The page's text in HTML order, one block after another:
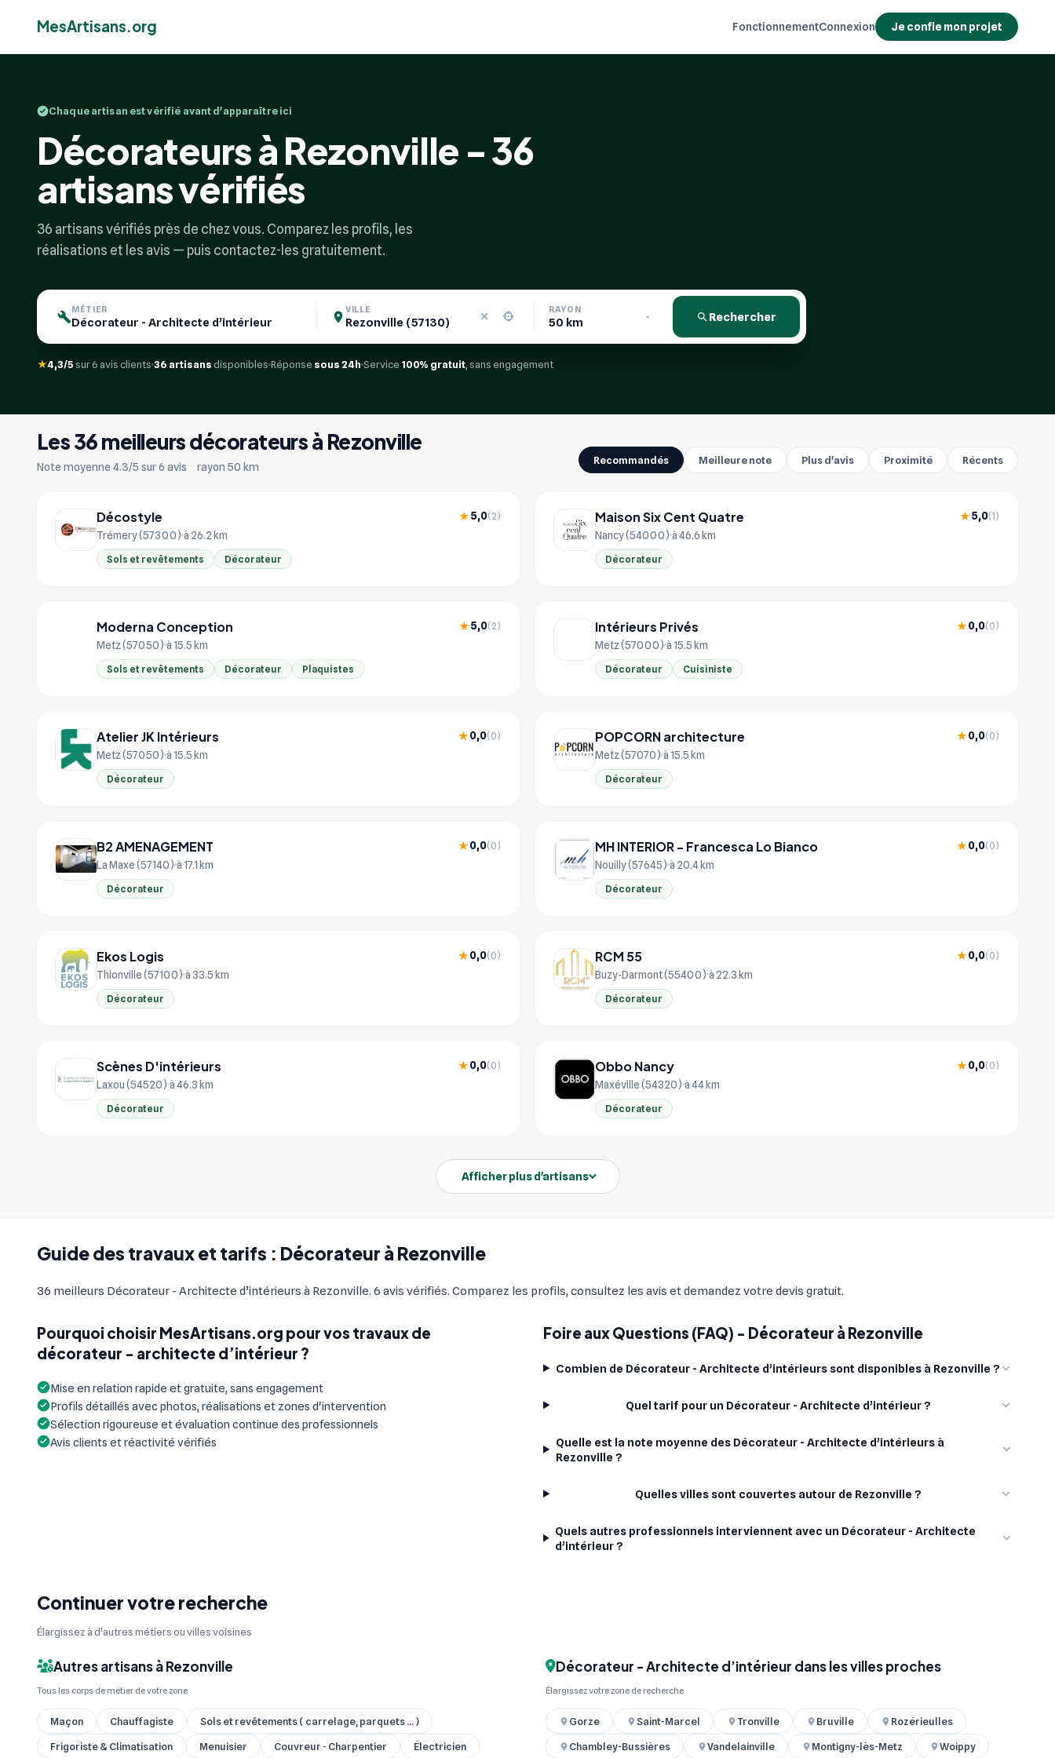
MesArtisans.org FonctionnementConnexion Je confie mon projet
Chaque artisan est vérifié avant d'apparaître ici
Décorateurs à Rezonville - 36
artisans vérifiés
36 artisans vérifiés près de chez vous. Comparez les profils, les
réalisations et les avis — puis contactez-les gratuitement.
MÉTIER VILLE RAYON
Rechercher
★4,3/5sur 6 avis clients 36 artisansdisponibles Réponse sous 24h Service 100% gratuit , sans engagement
Guide des travaux et tarifs : Décorateur à Rezonville
36 meilleurs Décorateur - Architecte d’intérieurs à Rezonville. 6 avis vérifiés. Comparez les profils, consultez les avis et demandez votre devis gratuit.
Pourquoi choisir MesArtisans.org pour vos travaux de
décorateur - architecte d’intérieur ?
Mise en relation rapide et gratuite, sans engagement
Profils détaillés avec photos, réalisations et zones d'intervention
Sélection rigoureuse et évaluation continue des professionnels
Avis clients et réactivité vérifiés
Foire aux Questions (FAQ) - Décorateur à Rezonville
Combien de Décorateur - Architecte d’intérieurs sont disponibles à Rezonville ?
Quel tarif pour un Décorateur - Architecte d’intérieur ?
Quelle est la note moyenne des Décorateur - Architecte d’intérieurs à
Rezonville ?
Quelles villes sont couvertes autour de Rezonville ?
Quels autres professionnels interviennent avec un Décorateur - Architecte
d’intérieur ?
Continuer votre recherche
Élargissez à d'autres métiers ou villes voisines
Autres artisans à Rezonville
Tous les corps de métier de votre zone
Maçon Chauffagiste
Sols et revêtements ( carrelage, parquets ... )
Frigoriste & Climatisation
Menuisier Couvreur - Charpentier
Électricien
Décorateur - Architecte d’intérieur dans les villes proches
Élargissez votre zone de recherche
Gorze Saint-Marcel Tronville Bruville
Rozérieulles
Chambley-Bussières
Vandelainville Montigny-lès-Metz
Woippy
Les 36 meilleurs décorateurs à Rezonville
Note moyenne 4.3/5 sur 6 avis · rayon 50 km
Recommandés Meilleure note Plus d'avis Proximité Récents
Décostyle ★5,0(2)
Trémery (57300) à 26.2 km
Sols et revêtements Décorateur
Maison Six Cent Quatre ★5,0(1)
Nancy (54000) à 46.6 km
Décorateur
Moderna Conception ★5,0(2)
Metz (57050) à 15.5 km
Sols et revêtements Décorateur Plaquistes
Intérieurs Privés ★0,0(0)
Metz (57000) à 15.5 km
Décorateur Cuisiniste
Atelier JK Intérieurs ★0,0(0)
Metz (57050) à 15.5 km
Décorateur
POPCORN architecture ★0,0(0)
Metz (57070) à 15.5 km
Décorateur
B2 AMENAGEMENT ★0,0(0)
La Maxe (57140) à 17.1 km
Décorateur
MH INTERIOR - Francesca Lo Bianco ★0,0(0)
Nouilly (57645) à 20.4 km
Décorateur
Ekos Logis ★0,0(0)
Thionville (57100) à 33.5 km
Décorateur
RCM 55 ★0,0(0)
Buzy-Darmont (55400) à 22.3 km
Décorateur
Scènes D'intérieurs ★0,0(0)
Laxou (54520) à 46.3 km
Décorateur
Obbo Nancy ★0,0(0)
Maxéville (54320) à 44 km
Décorateur
Afficher plus d'artisans